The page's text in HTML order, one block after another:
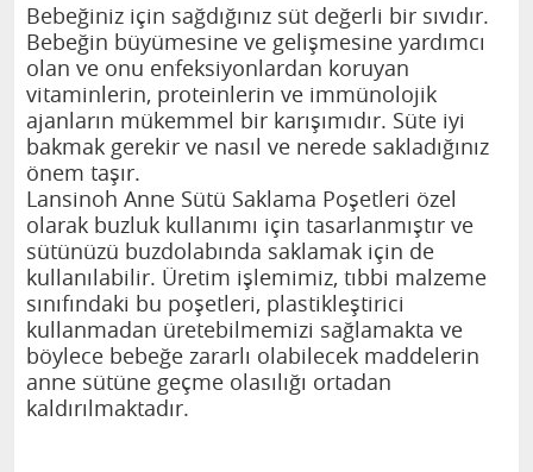
Bebeğiniz için sağdığınız süt değerli bir sıvıdır.
Bebeğin büyümesine ve gelişmesine yardımcı
olan ve onu enfeksiyonlardan koruyan
vitaminlerin, proteinlerin ve immünolojik
ajanların mükemmel bir karışımıdır. Süte iyi
bakmak gerekir ve nasıl ve nerede sakladığınız
önem taşır.
Lansinoh Anne Sütü Saklama Poşetleri özel
olarak buzluk kullanımı için tasarlanmıştır ve
sütünüzü buzdolabında saklamak için de
kullanılabilir. Üretim işlemimiz, tıbbi malzeme
sınıfındaki bu poşetleri, plastikleştirici
kullanmadan üretebilmemizi sağlamakta ve
böylece bebeğe zararlı olabilecek maddelerin
anne sütüne geçme olasılığı ortadan
kaldırılmaktadır.